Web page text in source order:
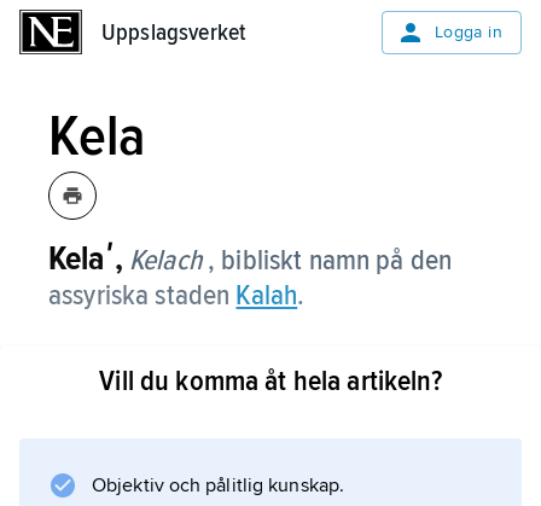
Uppslagsverket Logga in
Kela
Kelaʹ, Kelach , bibliskt namn på den
assyriska staden Kalah.
Vill du komma åt hela artikeln?
Objektiv och pålitlig kunskap.